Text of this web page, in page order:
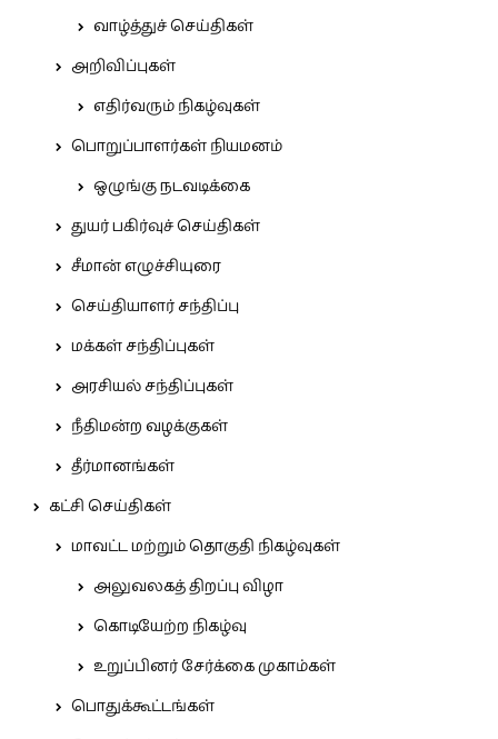
வாழ்த்துச் செய்திகள்
அறிவிப்புகள்
எதிர்வரும் நிகழ்வுகள்
பொறுப்பாளர்கள் நியமனம்
ஒழுங்கு நடவடிக்கை
துயர் பகிர்வுச் செய்திகள்
சீமான் எழுச்சியுரை
செய்தியாளர் சந்திப்பு
மக்கள் சந்திப்புகள்
அரசியல் சந்திப்புகள்
நீதிமன்ற வழக்குகள்
தீர்மானங்கள்
கட்சி செய்திகள்
மாவட்ட மற்றும் தொகுதி நிகழ்வுகள்
அலுவலகத் திறப்பு விழா
கொடியேற்ற நிகழ்வு
உறுப்பினர் சேர்க்கை முகாம்கள்
பொதுக்கூட்டங்கள்